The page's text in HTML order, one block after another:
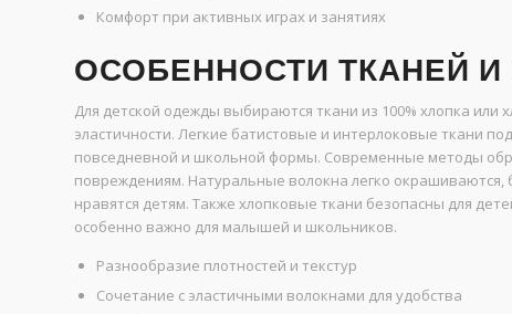
Комфорт при активных играх и занятиях
ОСОБЕННОСТИ ТКАНЕЙ
Для детской одежды выбираются ткани из 100% хлопка
эластичности. Легкие батистовые и интерлоковые ткани
повседневной и школьной формы. Современные методы
повреждениям. Натуральные волокна легко
нравятся детям. Также хлопковые ткани безопасны для
особенно важно для малышей и школьников.
Разнообразие плотностей и текстур
Сочетание с эластичными волокнами для удобства